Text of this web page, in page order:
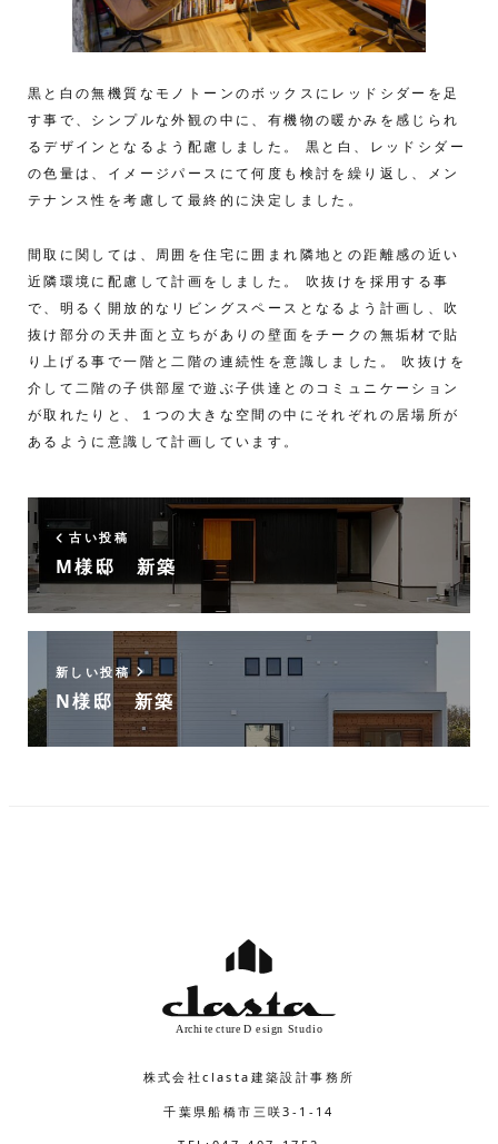
黒と白の無機質なモノトーンのボックスにレッドシダーを足
す事で、シンプルな外観の中に、有機物の暖かみを感じられ
るデザインとなるよう配慮しました。 黒と白、レッドシダー
の色量は、イメージパースにて何度も検討を繰り返し、メン
テナンス性を考慮して最終的に決定しました。
間取に関しては、周囲を住宅に囲まれ隣地との距離感の近い
近隣環境に配慮して計画をしました。 吹抜けを採用する事
で、明るく開放的なリビングスペースとなるよう計画し、吹
抜け部分の天井面と立ちがありの壁面をチークの無垢材で貼
り上げる事で一階と二階の連続性を意識しました。 吹抜けを
介して二階の子供部屋で遊ぶ子供達とのコミュニケーション
が取れたりと、１つの大きな空間の中にそれぞれの居場所が
あるように意識して計画しています。
古い投稿
M様邸 新築
新しい投稿
N様邸 新築
株式会社clasta建築設計事務所
千葉県船橋市三咲3-1-14